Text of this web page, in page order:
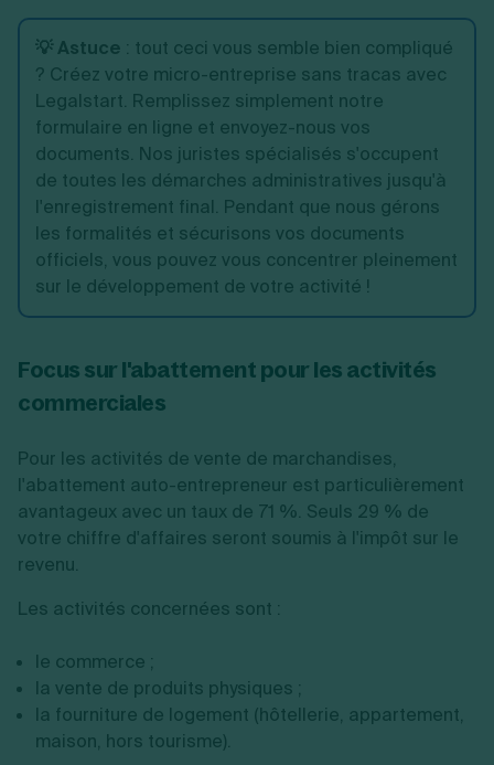
💡 Astuce : tout ceci vous semble bien compliqué
? Créez votre micro-entreprise sans tracas avec
Legalstart. Remplissez simplement notre
formulaire en ligne et envoyez-nous vos
documents. Nos juristes spécialisés s'occupent
de toutes les démarches administratives jusqu'à
l'enregistrement final. Pendant que nous gérons
les formalités et sécurisons vos documents
officiels, vous pouvez vous concentrer pleinement
sur le développement de votre activité !
Focus sur l'abattement pour les activités
commerciales
Pour les activités de vente de marchandises,
l'abattement auto-entrepreneur est particulièrement
avantageux avec un taux de 71 %. Seuls 29 % de
votre chiffre d'affaires seront soumis à l'impôt sur le
revenu.
Les activités concernées sont :
le commerce ;
la vente de produits physiques ;
la fourniture de logement (hôtellerie, appartement,
maison, hors tourisme).